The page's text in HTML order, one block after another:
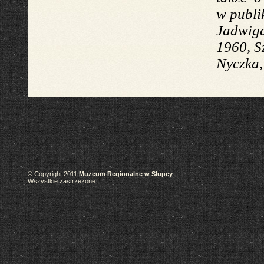
w
1960,
© Copyright 2011Muzeum Regionalne w Słupcy
Wszystkie zastrzeżone.